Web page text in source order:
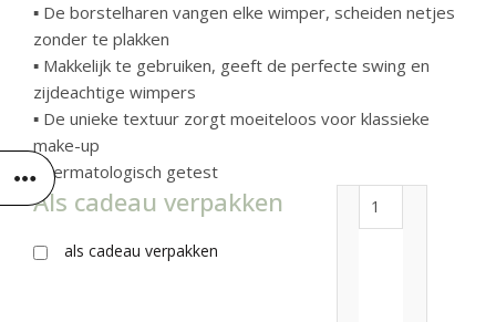
▪ De borstelharen vangen elke wimper, scheiden netjes
zonder te plakken
▪ Makkelijk te gebruiken, geeft de perfecte swing en
zijdeachtige wimpers
▪ De unieke textuur zorgt moeiteloos voor klassieke
make-up
▪ dermatologisch getest
Als cadeau verpakken
als cadeau verpakken